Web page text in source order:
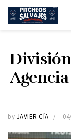
by JAVIER CÍA